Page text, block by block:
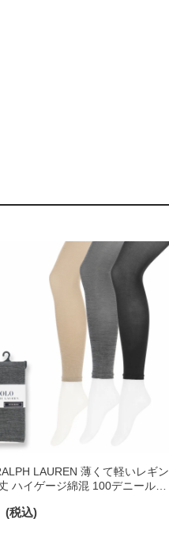
LAUREN 薄くて軽いレギン
ハイゲージ綿混 100デニール相
(税込)